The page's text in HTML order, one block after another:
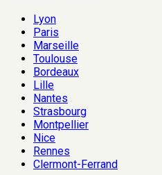
Lyon
Paris
Marseille
Toulouse
Bordeaux
Lille
Nantes
Strasbourg
Montpellier
Nice
Rennes
Clermont-Ferrand